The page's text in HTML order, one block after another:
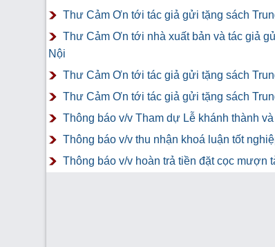
Thư Cảm Ơn tới tác giả gửi tặng sách
Thư Cảm Ơn tới nhà xuất bản và tác giả
Nội
Thư Cảm Ơn tới tác giả gửi tặng sách
Thư Cảm Ơn tới tác giả gửi tặng sách
Thông báo v/v Tham dự Lễ khánh thành
Thông báo v/v thu nhận khoá luận tốt
Thông báo v/v hoàn trả tiền đặt cọc